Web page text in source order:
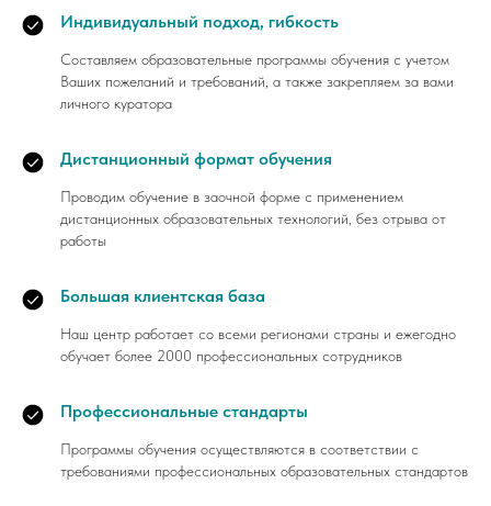
Индивидуальный подход, гибкость
Составляем образовательные программы обучения с учетом
Ваших пожеланий и требований, а также закрепляем за вами
личного куратора
Дистанционный формат обучения
Проводим обучение в заочной форме с применением
дистанционных образовательных технологий, без отрыва от
работы
Большая клиентская база
Наш центр работает со всеми регионами страны и ежегодно
обучает более 2000 профессиональных сотрудников
Профессиональные стандарты
Программы обучения осуществляются в соответствии с
требованиями профессиональных образовательных стандартов